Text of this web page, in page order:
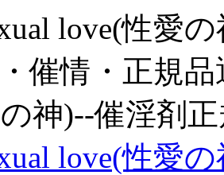
love(性愛
催情・正規品
神)--催淫剤
love(性愛